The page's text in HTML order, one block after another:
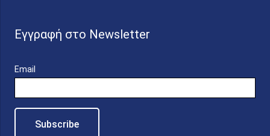
Εγγραφή στο Newsletter
Email